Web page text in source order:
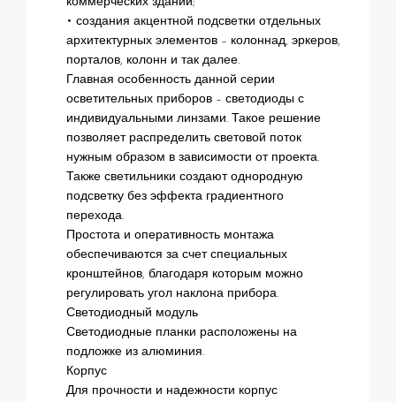
• создания акцентной подсветки отдельных
архитектурных элементов – колоннад, эркеров,
порталов, колонн и так далее.
Главная особенность данной серии
осветительных приборов – светодиоды с
индивидуальными линзами. Такое решение
позволяет распределить световой поток
нужным образом в зависимости от проекта.
Также светильники создают однородную
подсветку без эффекта градиентного
перехода.
Простота и оперативность монтажа
обеспечиваются за счет специальных
кронштейнов, благодаря которым можно
регулировать угол наклона прибора.
Светодиодный модуль
Светодиодные планки расположены на
подложке из алюминия.
Корпус
Для прочности и надежности корпус